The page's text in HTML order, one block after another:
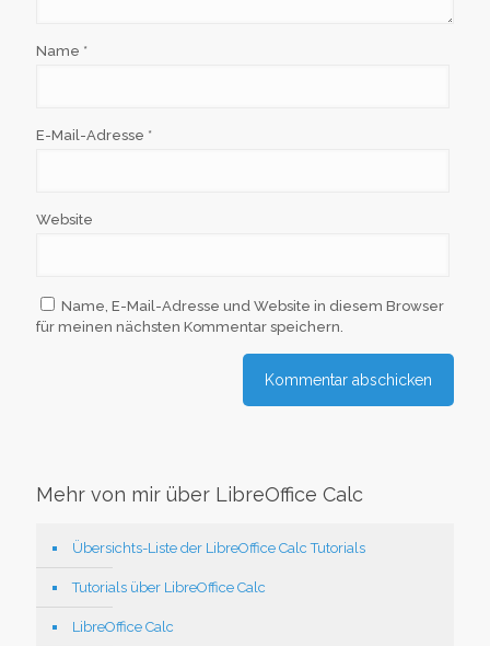
Name *
E-Mail-Adresse *
Website
Name, E-Mail-Adresse und Website in diesem Browser
für meinen nächsten Kommentar speichern.
Mehr von mir über LibreOffice Calc
Übersichts-Liste der LibreOffice Calc Tutorials
Tutorials über LibreOffice Calc
LibreOffice Calc